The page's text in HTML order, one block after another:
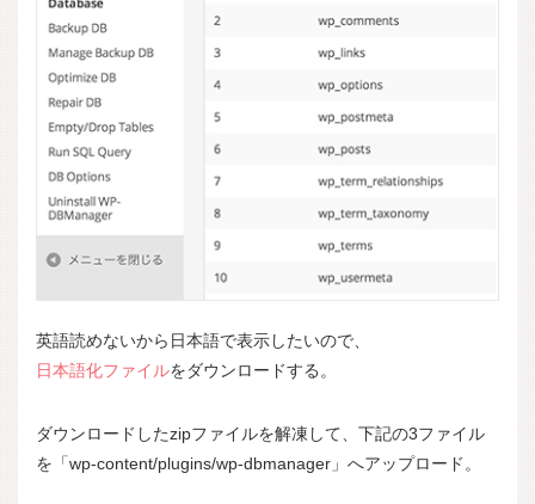
英語読めないから日本語で表示したいので、
日本語化ファイルをダウンロードする。
ダウンロードしたzipファイルを解凍して、下記の3ファイル
を「wp-content/plugins/wp-dbmanager」へアップロード。